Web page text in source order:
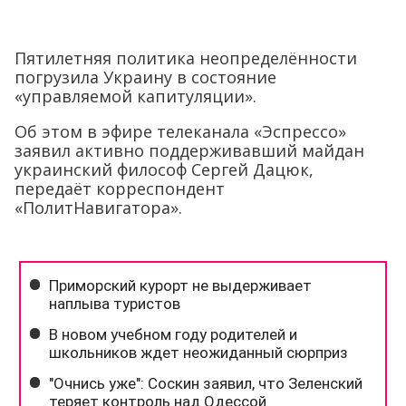
Пятилетняя политика неопределённости
погрузила Украину в состояние
«управляемой капитуляции».
Об этом в эфире телеканала «Эспрессо»
заявил активно поддерживавший майдан
украинский философ Сергей Дацюк,
передаёт корреспондент
«ПолитНавигатора».